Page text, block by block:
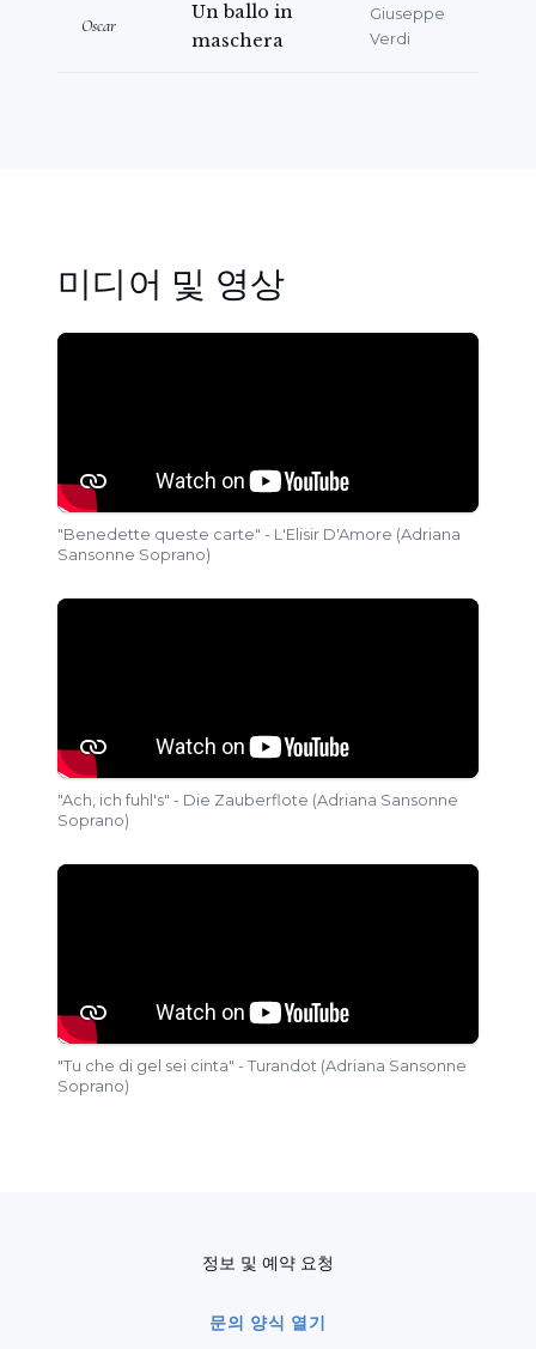
Brasileiras No. 5
" 연주 또한 또 하나의 중요한
습니다. 2024년 12월에는 명상 연주회 "
Diario di Maria "가 열렸으며, Andria 출신
소프라노가 현악 사중주의 반주와 함께 종교 음악
Potenza의 Teatro Stabile에서 열린
"Mezzo secolo d'Europa" 연주회에서
라노 솔리스트로 출연하였습니다. 2026년 3월
31일, Adriana Sansonne는 Matera의
Santuario Santa Maria della Palomba에
Oscar
Un ballo in
maschera
Giuseppe
Verdi
미디어 및 영상
"Benedette queste carte" - L'Elisir D'Amore (Adriana
Sansonne Soprano)
"Ach, ich fuhl's" - Die Zauberflote (Adriana Sansonne
Soprano)
"Tu che di gel sei cinta" - Turandot (Adriana Sansonne
Soprano)
정보 및 예약 요청
문의 양식 열기